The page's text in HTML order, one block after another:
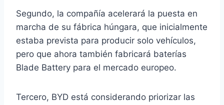
Segundo, la compañía acelerará la puesta en
marcha de su fábrica húngara, que inicialmente
estaba prevista para producir solo vehículos,
pero que ahora también fabricará baterías
Blade Battery para el mercado europeo.
Tercero, BYD está considerando priorizar las